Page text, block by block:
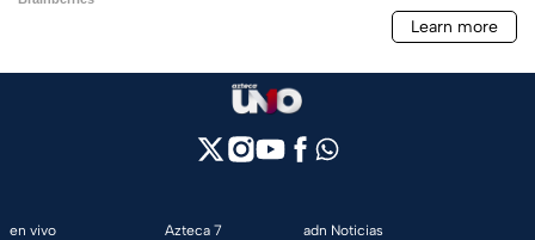
en vivo
Azteca 7
adn Noticias